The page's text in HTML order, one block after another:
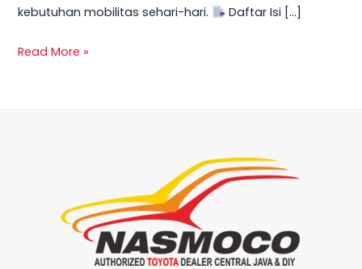
kebutuhan mobilitas sehari-hari.
Daftar Isi […]
Read More »